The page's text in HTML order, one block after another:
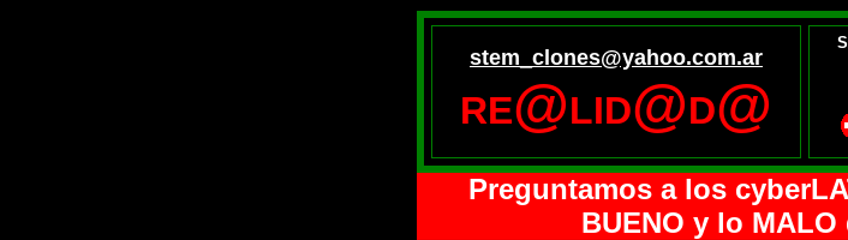
stem_clones@yahoo.com.ar
RE@LID@D@
Preguntamos a los
BUENO y lo